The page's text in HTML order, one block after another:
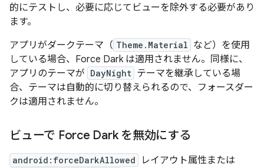
的にテストし、必要に応じてビューを除外する必要があり
ます。
アプリがダークテーマ（ Theme.Material など）を使用
している場合、Force Dark は適用されません。同様に、
アプリのテーマが DayNight テーマを継承している場
合、テーマは自動的に切り替えられるので、フォースダー
クは適用されません。
ビューで Force Dark を無効にする
android:forceDarkAllowed レイアウト属性または